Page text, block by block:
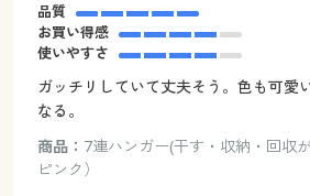
品質
お買い得感
使いやすさ
ガッチリしていて丈夫そう。色も可愛
なる。
商品： 7連ハンガー(干す・収納・回収
ピンク）